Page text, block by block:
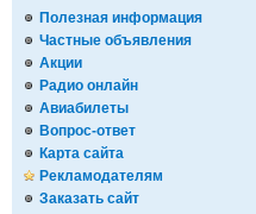
Полезная информация
Частные объявления
Акции
Радио онлайн
Авиабилеты
Вопрос-ответ
Карта сайта
Рекламодателям
Заказать сайт